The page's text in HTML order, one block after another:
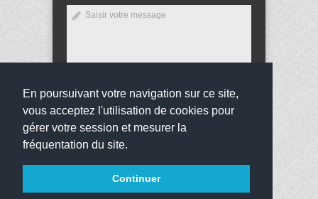
En poursuivant votre navigation sur ce site,
vous acceptez l'utilisation de cookies pour
gérer votre session et mesurer la
fréquentation du site.
Continuer
Envoyer
réservésMentions légales
websco